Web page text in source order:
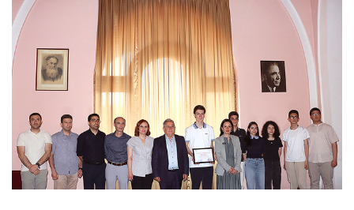
«Գիտության աշխարհում»
հանդես
Հրապարակումներ
մամուլում
Հոբելյաններ
Համալսարաններ
Նորություններ